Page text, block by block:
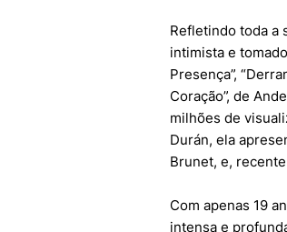
Refletindo toda a
intimista e
Presença”,
Coração”, de
milhões de
Durán, ela
Brunet, e,
Com apenas 19
intensa e